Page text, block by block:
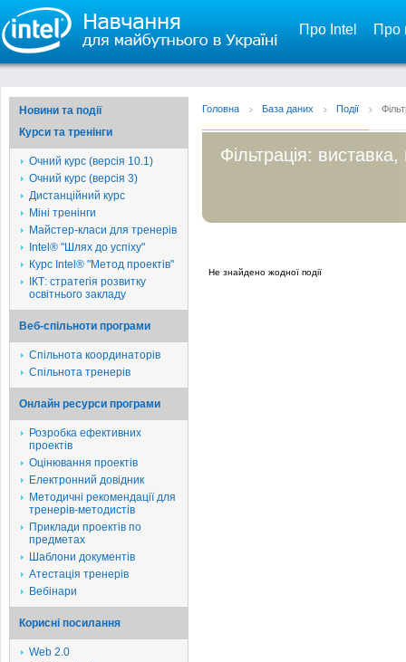
Про Intel Про
Новини та події
Курси та тренінги
Очний курс (версія 10.1)
Очний курс (версія 3)
Дистанційний курс
Міні тренінги
Майстер-класи для тренерів
Intel® "Шлях до успіху"
Курс Intel® "Метод проектів"
ІКТ: стратегія розвитку
освітнього закладу
Веб-спільноти програми
Спільнота координаторів
Спільнота тренерів
Онлайн ресурси програми
Розробка ефективних
проектів
Оцінювання проектів
Електронний довідник
Методичні рекомендації для
тренерів-методистів
Приклади проектів по
предметах
Шаблони документів
Атестація тренерів
Вебінари
Корисні посилання
Web 2.0
Головна База даних Події
Фільтрація:
Не знайдено жодної події